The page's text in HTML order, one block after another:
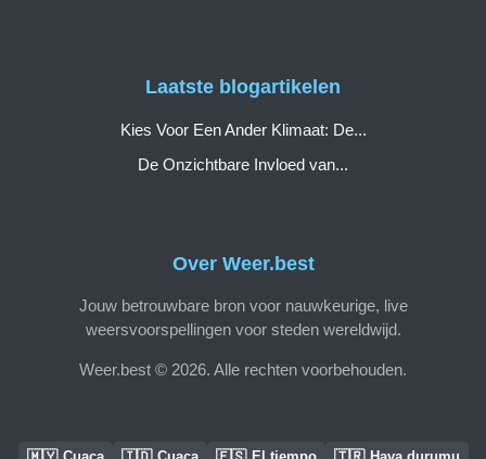
Over Weer.best
Jouw betrouwbare bron voor nauwkeurige, live
weersvoorspellingen voor steden wereldwijd.
Weer.best © 2026. Alle rechten voorbehouden.
Laatste blogartikelen
Kies Voor Een Ander Klimaat: De...
De Onzichtbare Invloed van...